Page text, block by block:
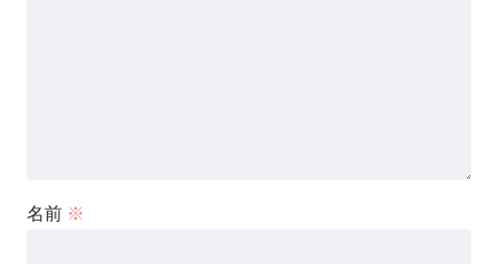
名前 ※